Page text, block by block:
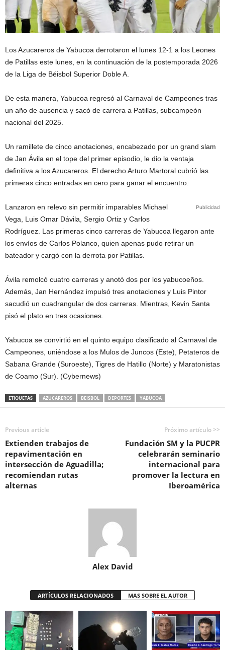
Los Azucareros de Yabucoa derrotaron el lunes 12-1 a los Leones
de Patillas este lunes, en la continuación de la postemporada 2026
de la Liga de Béisbol Superior Doble A.
De esta manera, Yabucoa regresó al Carnaval de Campeones tras
un año de ausencia y sacó de carrera a Patillas, subcampeón
nacional del 2025.
Un ramillete de cinco anotaciones, encabezado por un grand slam
de Jan Ávila en el tope del primer episodio, le dio la ventaja
definitiva a los Azucareros. El derecho Arturo Martoral cubrió las
primeras cinco entradas en cero para ganar el encuentro.
Publicidad
Lanzaron en relevo sin permitir imparables Michael
Vega, Luis Omar Dávila, Sergio Ortiz y Carlos
Rodríguez. Las primeras cinco carreras de Yabucoa llegaron ante
los envíos de Carlos Polanco, quien apenas pudo retirar un
bateador y cargó con la derrota por Patillas.
Ávila remolcó cuatro carreras y anotó dos por los yabucoeños.
Además, Jan Hernández impulsó tres anotaciones y Luis Pintor
sacudió un cuadrangular de dos carreras. Mientras, Kevin Santa
pisó el plato en tres ocasiones.
Yabucoa se convirtió en el quinto equipo clasificado al Carnaval de
Campeones, uniéndose a los Mulos de Juncos (Este), Petateros de
Sabana Grande (Suroeste), Tigres de Hatillo (Norte) y Maratonistas
de Coamo (Sur). (Cybernews)
ETIQUETAS AZUCAREROS BEISBOL DEPORTES YABUCOA
Previous article
Extienden trabajos de
repavimentación en
intersección de Aguadilla;
recomiendan rutas
alternas
Próximo artículo >>
Fundación SM y la PUCPR
celebrarán seminario
internacional para
promover la lectura en
Iberoamérica
Alex David
ARTÍCULOS RELACIONADOS MAS SOBRE EL AUTOR